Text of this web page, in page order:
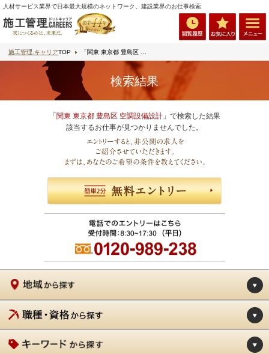
人材サービス業界で日本最大規模のネットワーク、建設業界のお仕事検索
施工管理.キャリアTOP 「関東 東京都 豊島区 空調設備設計」で検索
検索結果
「 関東 東京都 豊島区 空調設備設計」で検索した結果
該当するお仕事が見つかりませんでした。